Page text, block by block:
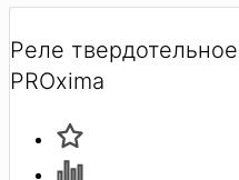
Реле
PROxima